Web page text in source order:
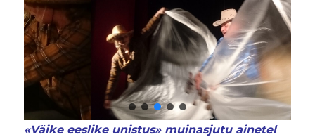
«Väike eeslike unistus» muinasjutu ainetel